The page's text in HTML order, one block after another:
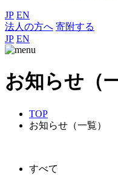
JP EN
法人の方へ 寄附する
JP EN
お知らせ（
TOP
お知らせ（一覧）
すべて